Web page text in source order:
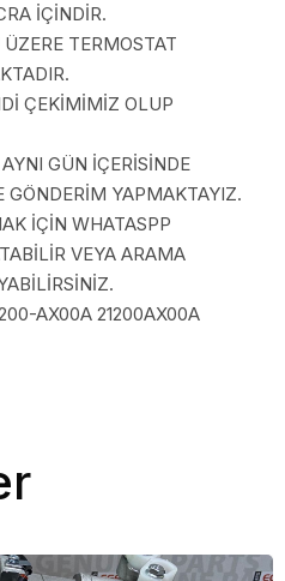
İÇİNDİR.
TERMOSTAT
ÇEKİMİMİZ OLUP
GÜN İÇERİSİNDE
YAPMAKTAYIZ.
İÇİN WHATASPP
VEYA ARAMA
AX00A 21200AX00A